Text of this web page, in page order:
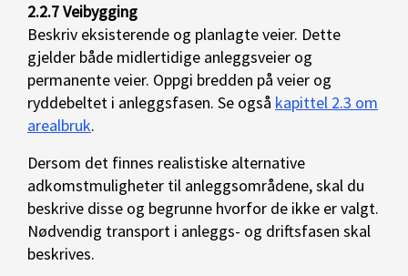
2.2.7 Veibygging
Beskriv eksisterende og planlagte veier. Dette
gjelder både midlertidige anleggsveier og
permanente veier. Oppgi bredden på veier og
ryddebeltet i anleggsfasen. Se også kapittel 2.3 om
arealbruk.
Dersom det finnes realistiske alternative
adkomstmuligheter til anleggsområdene, skal du
beskrive disse og begrunne hvorfor de ikke er valgt.
Nødvendig transport i anleggs- og driftsfasen skal
beskrives.